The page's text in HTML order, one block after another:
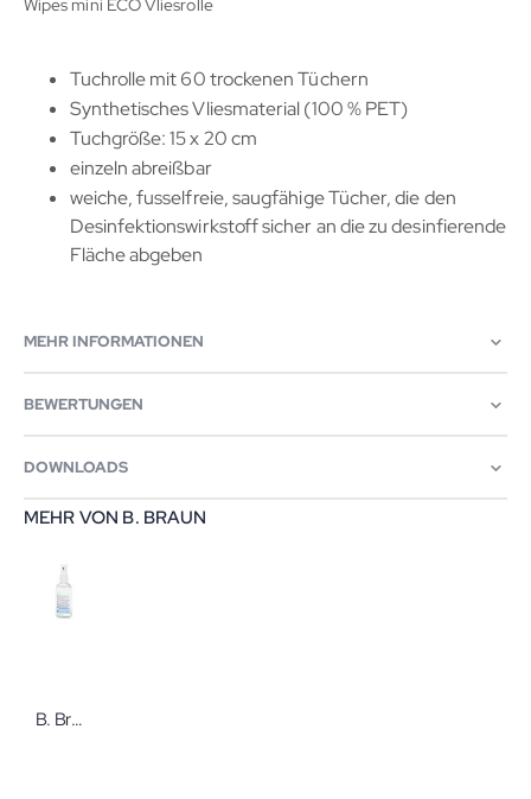
Wipes mini ECO Vliesrolle
Tuchrolle mit 60 trockenen Tüchern
Synthetisches Vliesmaterial (100 % PET)
Tuchgröße: 15 x 20 cm
einzeln abreißbar
weiche, fusselfreie, saugfähige Tücher, die den
Desinfektionswirkstoff sicher an die zu desinfierende
Fläche abgeben
MEHR INFORMATIONEN
BEWERTUNGEN
DOWNLOADS
MEHR VON B. BRAUN
B. Braun Prontosan Wound Spray 75 ml Sprühflasche zur Wundreinigung